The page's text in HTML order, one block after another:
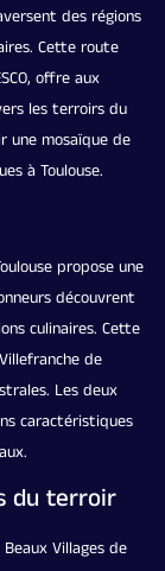
des régions
Cette route
offre aux
les terroirs du
une mosaïque de
à Toulouse.
propose une
découvrent
culinaires. Cette
de
Les deux
caractéristiques
du terroir
Villages de